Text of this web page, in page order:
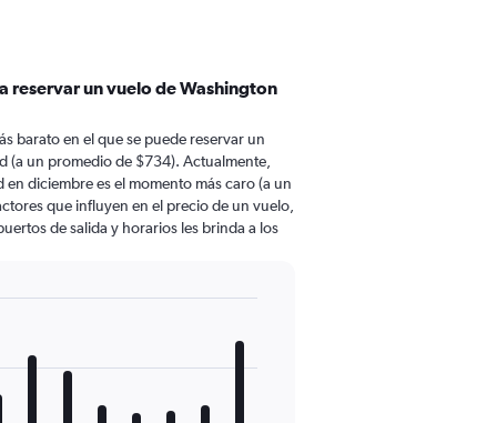
reservar un vuelo de Washington
barato en el que se puede reservar un
(a un promedio de $734). Actualmente,
diciembre es el momento más caro (a un
que influyen en el precio de un vuelo,
de salida y horarios les brinda a los